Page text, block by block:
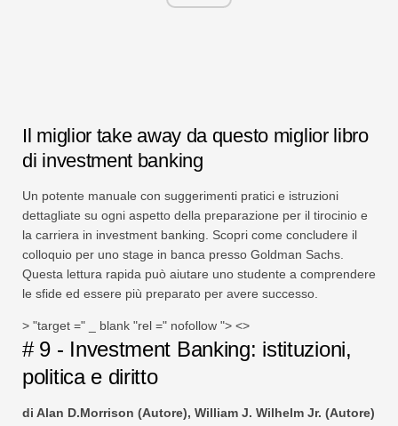
Il miglior take away da questo miglior libro
di investment banking
Un potente manuale con suggerimenti pratici e istruzioni
dettagliate su ogni aspetto della preparazione per il tirocinio e
la carriera in investment banking. Scopri come concludere il
colloquio per uno stage in banca presso Goldman Sachs.
Questa lettura rapida può aiutare uno studente a comprendere
le sfide ed essere più preparato per avere successo.
> "target =" _ blank "rel =" nofollow "> <>
# 9 - Investment Banking: istituzioni,
politica e diritto
di Alan D.Morrison (Autore), William J. Wilhelm Jr. (Autore)